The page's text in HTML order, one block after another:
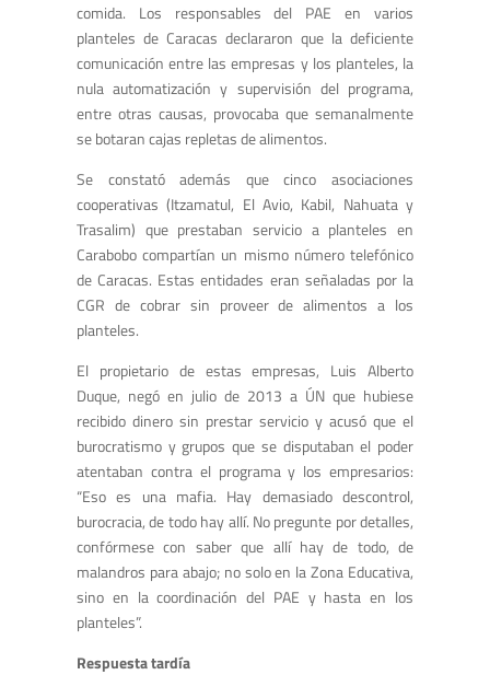
comida. Los responsables del PAE en varios
planteles de Caracas declararon que la deficiente
comunicación entre las empresas y los planteles, la
nula automatización y supervisión del programa,
entre otras causas, provocaba que semanalmente
se botaran cajas repletas de alimentos.
Se constató además que cinco asociaciones
cooperativas (Itzamatul, El Avio, Kabil, Nahuata y
Trasalim) que prestaban servicio a planteles en
Carabobo compartían un mismo número telefónico
de Caracas. Estas entidades eran señaladas por la
CGR de cobrar sin proveer de alimentos a los
planteles.
El propietario de estas empresas, Luis Alberto
Duque, negó en julio de 2013 a ÚN que hubiese
recibido dinero sin prestar servicio y acusó que el
burocratismo y grupos que se disputaban el poder
atentaban contra el programa y los empresarios:
“Eso es una mafia. Hay demasiado descontrol,
burocracia, de todo hay allí. No pregunte por detalles,
confórmese con saber que allí hay de todo, de
malandros para abajo; no solo en la Zona Educativa,
sino en la coordinación del PAE y hasta en los
planteles”.
Respuesta tardía